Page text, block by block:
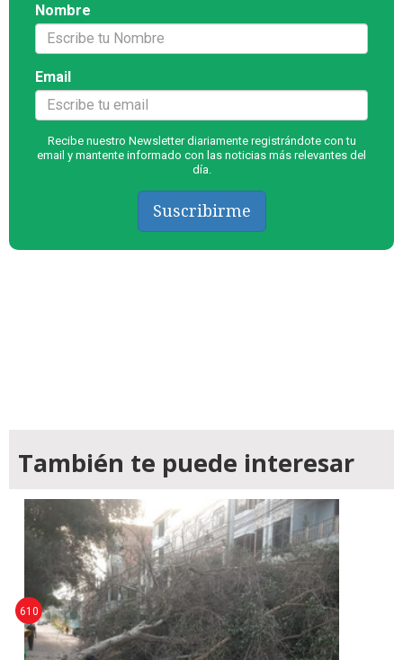
Nombre
Email
Recibe nuestro Newsletter diariamente registrándote con tu
email y mantente informado con las noticias más relevantes del
día.
Suscribirme
También te puede interesar
610